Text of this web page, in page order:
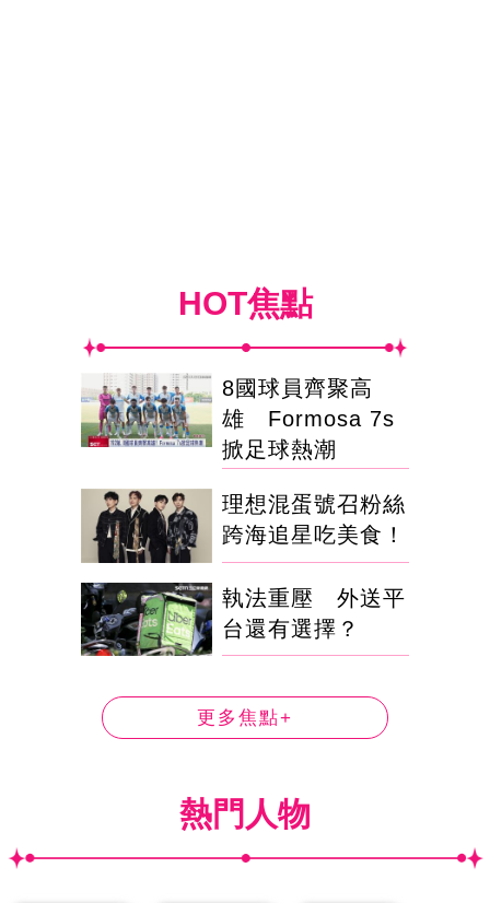
HOT焦點
8國球員齊聚高
雄 Formosa 7s
掀足球熱潮
理想混蛋號召粉絲
跨海追星吃美食！
執法重壓 外送平
台還有選擇？
更多焦點+
熱門人物